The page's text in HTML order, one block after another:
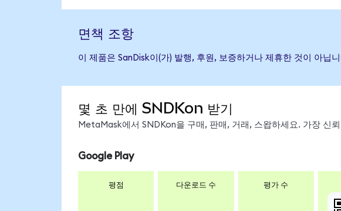
면책 조항
이 제품은 SanDisk이(가) 발행, 후원, 보증하거나 제휴한 것이 아닙
몇 초 만에 SNDKon 받기
MetaMask에서 SNDKon을 구매, 판매, 거래, 스왑하세요. 가장 신
Google Play
평점 다운로드 수 평가 수